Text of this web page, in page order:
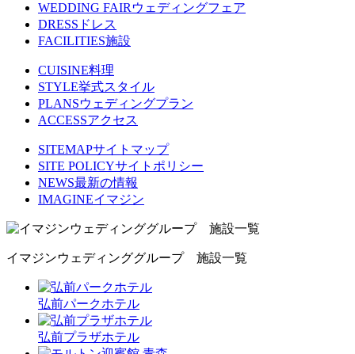
WEDDING FAIR ウェディングフェア
DRESS ドレス
FACILITIES施設
CUISINE料理
STYLE挙式スタイル
PLANSウェディングプラン
ACCESSアクセス
SITEMAPサイトマップ
SITE POLICYサイトポリシー
NEWS最新の情報
IMAGINEイマジン
イマジンウェディンググループ 施設一覧
弘前パークホテル
弘前プラザホテル